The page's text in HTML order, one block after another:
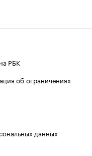
РБК
об ограничениях
данных